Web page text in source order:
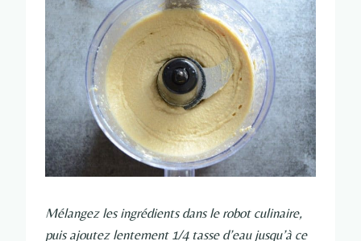
Mélangez les ingrédients dans le robot culinaire,
puis ajoutez lentement 1/4 tasse d’eau jusqu’à ce